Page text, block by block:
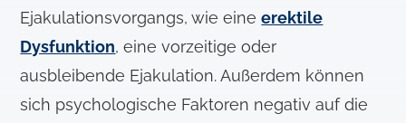
Ejakulationsvorgangs, wie eineerektile
Dysfunktion, eine vorzeitige oder
ausbleibende Ejakulation. Außerdem können
sich psychologische Faktoren negativ auf die